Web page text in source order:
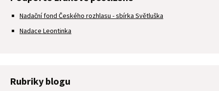
Nadační fond Českého rozhlasu - sbírka Světluška
Nadace Leontinka
Rubriky blogu